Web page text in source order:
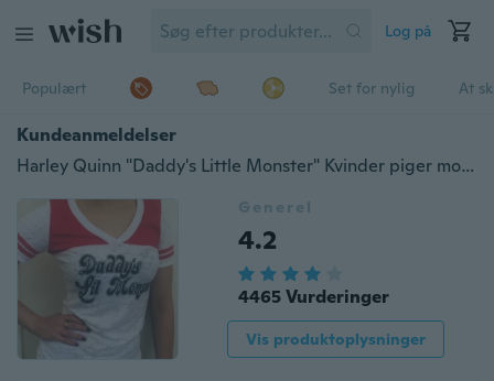
Log på
Populært Set for nylig At
Kundeanmeldelser
Harley Quinn "Daddy's Little Monster" Kvinder piger mode årsag T-shirt toppe
Generel
4.2
4465 Vurderinger
Vis produktoplysninger